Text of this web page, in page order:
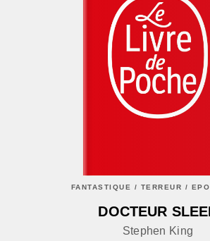
FANTASTIQUE / TERREUR /
DOCTEUR
Stephen King